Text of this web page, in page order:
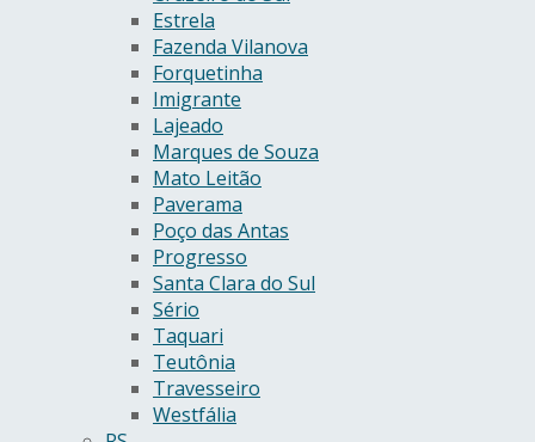
Estrela
Fazenda Vilanova
Forquetinha
Imigrante
Lajeado
Marques de Souza
Mato Leitão
Paverama
Poço das Antas
Progresso
Santa Clara do Sul
Sério
Taquari
Teutônia
Travesseiro
Westfália